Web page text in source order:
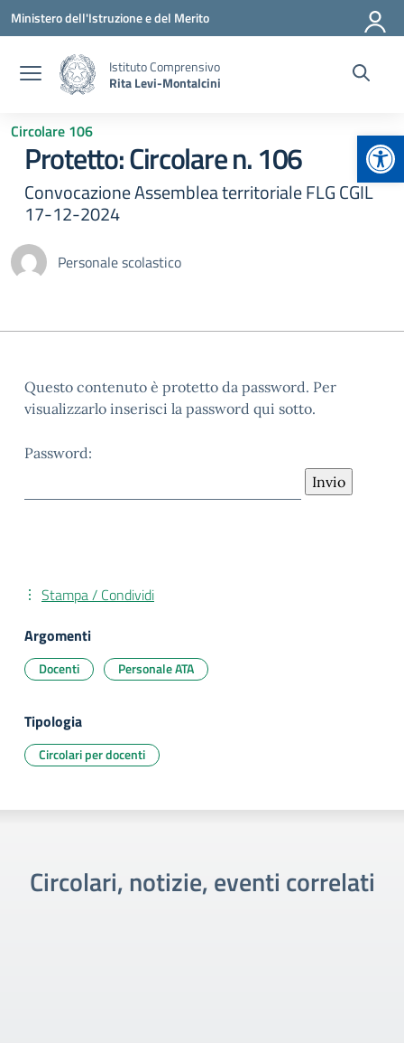
Vai ai contenuti
Vai al menu di navigazione
Vai al footer
Ministero dell'Istruzione e del Merito
Istituto Comprensivo
Rita Levi-Montalcini
Circolare 106
Protetto: Circolare n. 106
Convocazione Assemblea territoriale FLG CGIL
17-12-2024
Personale scolastico
Questo contenuto è protetto da password. Per
visualizzarlo inserisci la password qui sotto.
Password:
Stampa / Condividi
Argomenti
Docenti Personale ATA
Tipologia
Circolari per docenti
Circolari, notizie, eventi correlati